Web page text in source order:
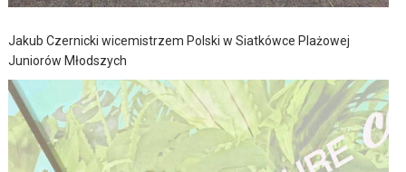
Jakub Czernicki wicemistrzem Polski w Siatkówce Plażowej
Juniorów Młodszych